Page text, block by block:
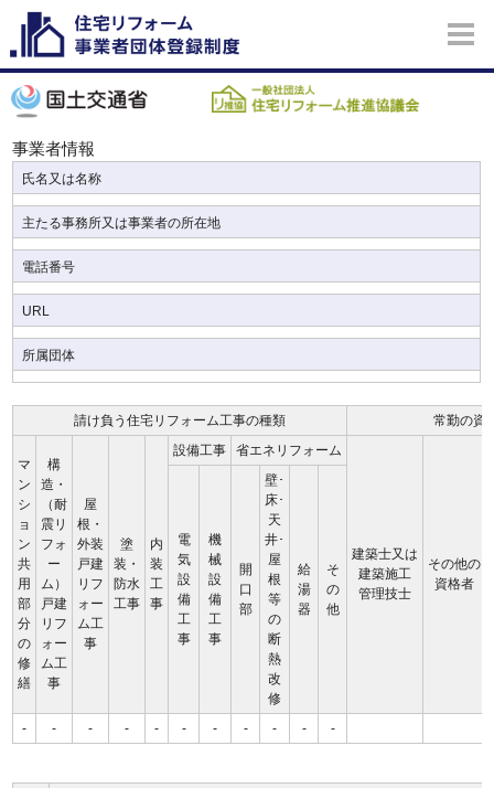
事業者情報
氏名又は名称
主たる事務所又は事業者の所在地
電話番号
URL
所属団体
請け負う住宅リフォーム工事の種類 常勤の資
マ
ン
シ
ョ
ン
共
用
部
分
の
修
繕
構
造・
（耐
震リ
フォ
ー
ム）
戸建
リフ
ォー
ム工
事
屋
根・
外装
戸建
リフ
ォー
ム工
事
塗
装・
防水
工事
内
装
工
事
設備工事 省エネリフォーム
建築士又は
建築施工
管理技士
その他の
資格者
電
気
設
備
工
事
機
械
設
備
工
事
開
口
部
壁･
床･
天
井･
屋
根
等
の
断
熱
改
修
給
湯
器
そ
の
他
- - - - - - - - - - -